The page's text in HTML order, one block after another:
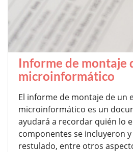
Informe de montaje
microinformático
El informe de montaje de un
microinformático es un
ayudará a recordar quién lo
componentes se incluyeron
restulado, entre otros